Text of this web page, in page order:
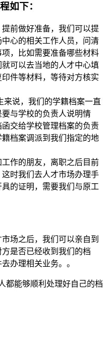
如下：
前做好准备，我们可以提
心的相关工作人员，问清
，比如需要准备哪些材料
可以去当地的人才中心填
件等材料，等待对方核实
来说，我们的学籍档案一直
与学校的负责人说明情
交给学校管理档案的负责
档案调派到我们指定的地
作的朋友，离职之后目前
时我们去人才市场办理手
的证明，需要我们与原工
场之后，我们可以亲自到
是否已经收到我们的档
办理相关业务。。
都能够顺利处理好自己的档